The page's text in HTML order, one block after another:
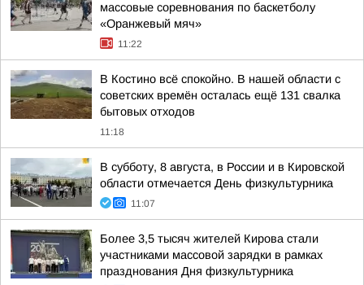
массовые соревнования по баскетболу
«Оранжевый мяч»
11:22
В Костино всё спокойно. В нашей области с
советских времён осталась ещё 131 свалка
бытовых отходов
11:18
В субботу, 8 августа, в России и в Кировской
области отмечается День физкультурника
11:07
Более 3,5 тысяч жителей Кирова стали
участниками массовой зарядки в рамках
празднования Дня физкультурника